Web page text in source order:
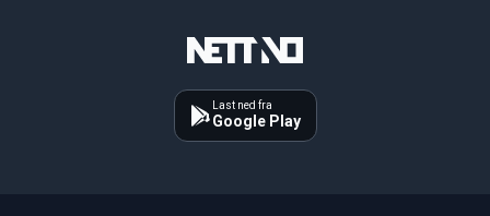
Last ned fra
Google Play